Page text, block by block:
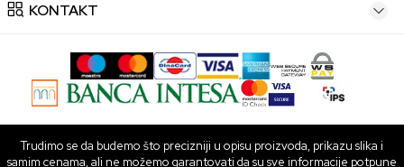
KONTAKT
Trudimo se da budemo što precizniji u opisu proizvoda, prikazu slika i
samim cenama, ali ne možemo garantovati da su sve informacije potpune